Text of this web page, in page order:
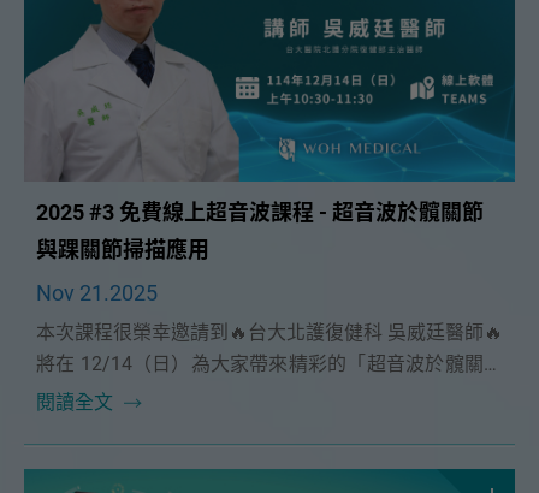
2025 #3 免費線上超音波課程 - 超音波於髖關節
與踝關節掃描應用
Nov 21.2025
本次課程很榮幸邀請到🔥台大北護復健科 吳威廷醫師🔥
將在 12/14（日）為大家帶來精彩的「超音波於髖關節
與踝關節掃描應用」課程。
閱讀全文